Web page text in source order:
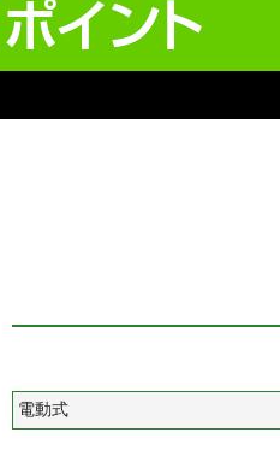
電動式